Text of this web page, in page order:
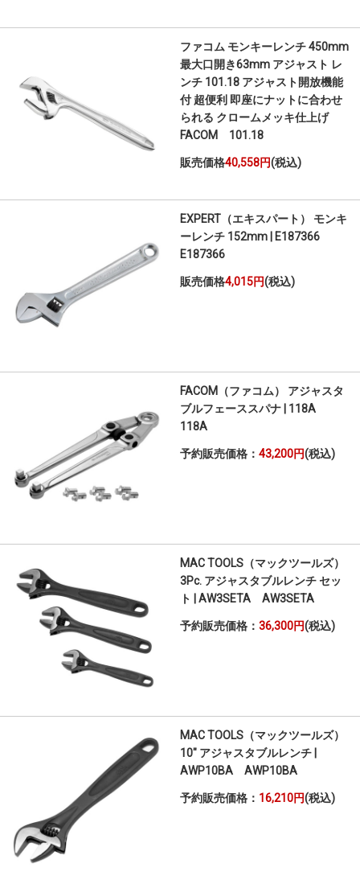
ファコム モンキーレンチ 450mm
最大口開き63mm アジャスト レ
ンチ 101.18 アジャスト開放機能
付 超便利 即座にナットに合わせ
られる クロームメッキ仕上げ
FACOM 101.18
販売価格40,558円(税込)
EXPERT（エキスパート） モンキ
ーレンチ 152mm | E187366
E187366
販売価格4,015円(税込)
FACOM（ファコム） アジャスタ
ブルフェーススパナ | 118A
118A
予約販売価格： 43,200円(税込)
MAC TOOLS（マックツールズ）
3Pc. アジャスタブルレンチ セッ
ト | AW3SETA AW3SETA
予約販売価格： 36,300円(税込)
MAC TOOLS（マックツールズ）
10" アジャスタブルレンチ |
AWP10BA AWP10BA
予約販売価格： 16,210円(税込)